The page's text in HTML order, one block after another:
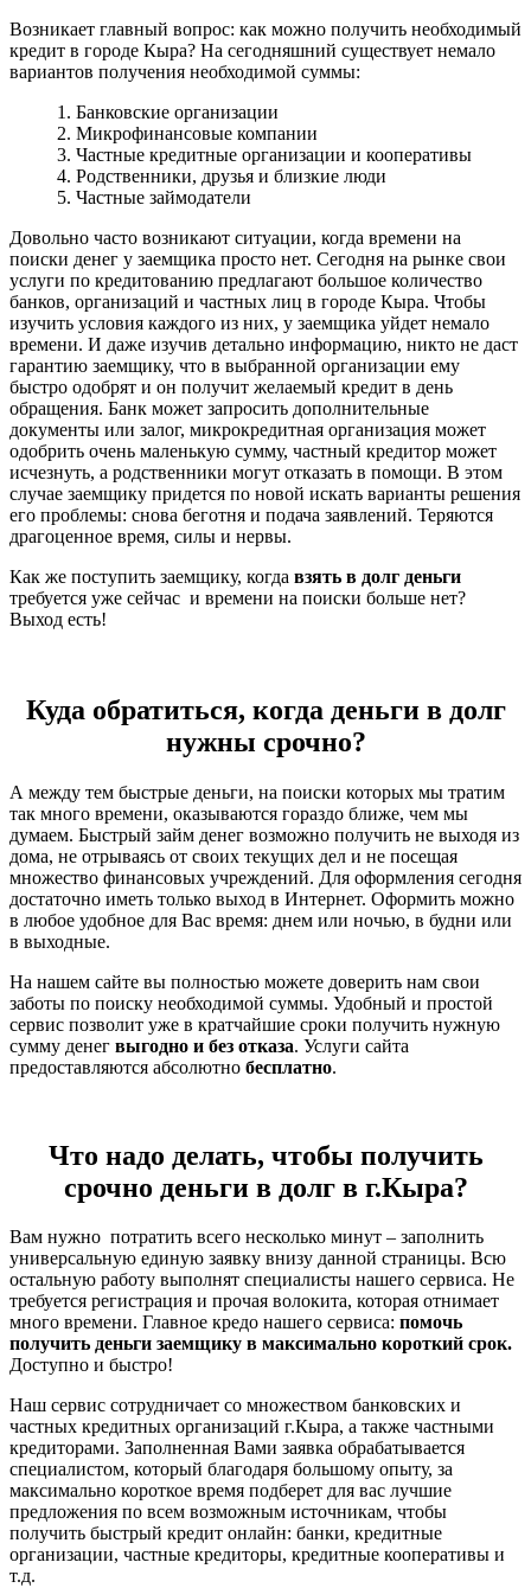
Возникает главный вопрос: как можно получить необходимый
кредит в городе Кыра? На сегодняшний существует немало
вариантов получения необходимой суммы:
1. Банковские организации
2. Микрофинансовые компании
3. Частные кредитные организации и кооперативы
4. Родственники, друзья и близкие люди
5. Частные займодатели
Довольно часто возникают ситуации, когда времени на
поиски денег у заемщика просто нет. Сегодня на рынке свои
услуги по кредитованию предлагают большое количество
банков, организаций и частных лиц в городе Кыра. Чтобы
изучить условия каждого из них, у заемщика уйдет немало
времени. И даже изучив детально информацию, никто не даст
гарантию заемщику, что в выбранной организации ему
быстро одобрят и он получит желаемый кредит в день
обращения. Банк может запросить дополнительные
документы или залог, микрокредитная организация может
одобрить очень маленькую сумму, частный кредитор может
исчезнуть, а родственники могут отказать в помощи. В этом
случае заемщику придется по новой искать варианты решения
его проблемы: снова беготня и подача заявлений. Теряются
драгоценное время, силы и нервы.
Как же поступить заемщику, когда взять в долг деньги
требуется уже сейчас и времени на поиски больше нет?
Выход есть!
Куда обратиться, когда деньги в долг
нужны срочно?
А между тем быстрые деньги, на поиски которых мы тратим
так много времени, оказываются гораздо ближе, чем мы
думаем. Быстрый займ денег возможно получить не выходя из
дома, не отрываясь от своих текущих дел и не посещая
множество финансовых учреждений. Для оформления сегодня
достаточно иметь только выход в Интернет. Оформить можно
в любое удобное для Вас время: днем или ночью, в будни или
в выходные.
На нашем сайте вы полностью можете доверить нам свои
заботы по поиску необходимой суммы. Удобный и простой
сервис позволит уже в кратчайшие сроки получить нужную
сумму денег выгодно и без отказа. Услуги сайта
предоставляются абсолютно бесплатно.
Что надо делать, чтобы получить
срочно деньги в долг в г.Кыра?
Вам нужно потратить всего несколько минут – заполнить
универсальную единую заявку внизу данной страницы. Всю
остальную работу выполнят специалисты нашего сервиса. Не
требуется регистрация и прочая волокита, которая отнимает
много времени. Главное кредо нашего сервиса: помочь
получить деньги заемщику в максимально короткий срок.
Доступно и быстро!
Наш сервис сотрудничает со множеством банковских и
частных кредитных организаций г.Кыра, а также частными
кредиторами. Заполненная Вами заявка обрабатывается
специалистом, который благодаря большому опыту, за
максимально короткое время подберет для вас лучшие
предложения по всем возможным источникам, чтобы
получить быстрый кредит онлайн: банки, кредитные
организации, частные кредиторы, кредитные кооперативы и
т.д.